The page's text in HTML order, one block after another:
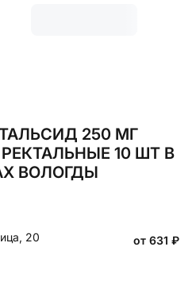
250 МГ
10 ШТ В
ВОЛОГДЫ
20 от 631 ₽